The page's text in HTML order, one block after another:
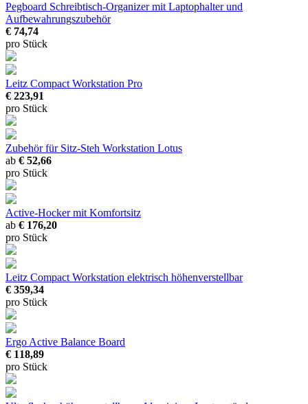
Pegboard Schreibtisch-Organizer mit Laptophalter und
Aufbewahrungszubehör
€ 74,74
pro Stück
Leitz Compact Workstation Pro
€ 223,91
pro Stück
Zubehör für Sitz-Steh Workstation Lotus
ab € 52,66
pro Stück
Active-Hocker mit Komfortsitz
ab € 176,20
pro Stück
Leitz Compact Workstation elektrisch höhenverstellbar
€ 359,34
pro Stück
Ergo Active Balance Board
€ 118,89
pro Stück